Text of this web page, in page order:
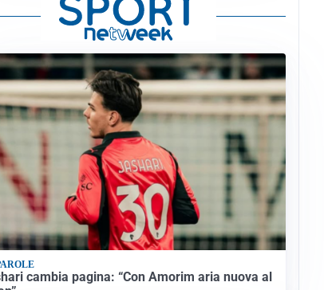
cambia pagina: “Con Amorim aria nuova al